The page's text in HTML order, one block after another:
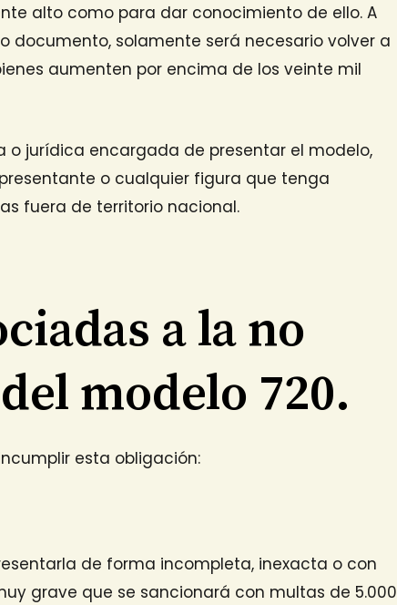
alto como para dar conocimiento de ello. A
documento, solamente será necesario volver a
aumenten por encima de los veinte mil
o jurídica encargada de presentar el modelo,
o cualquier figura que tenga
fuera de territorio nacional.
a la no
modelo 720.
esta obligación:
de forma incompleta, inexacta o con
grave que se sancionará con multas de 5.000